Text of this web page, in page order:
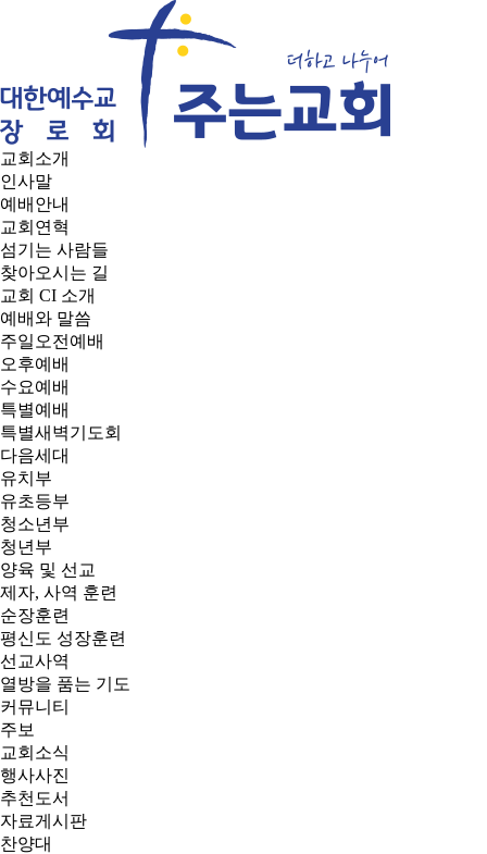
교회소개
인사말
예배안내
교회연혁
섬기는 사람들
찾아오시는 길
교회 CI 소개
예배와 말씀
주일오전예배
오후예배
수요예배
특별예배
특별새벽기도회
다음세대
유치부
유초등부
청소년부
청년부
양육 및 선교
제자, 사역 훈련
순장훈련
평신도 성장훈련
선교사역
열방을 품는 기도
커뮤니티
주보
교회소식
행사사진
추천도서
자료게시판
찬양대